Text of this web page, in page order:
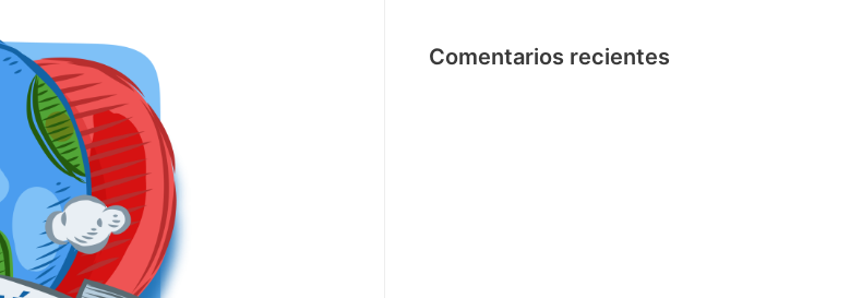
Comentarios recientes